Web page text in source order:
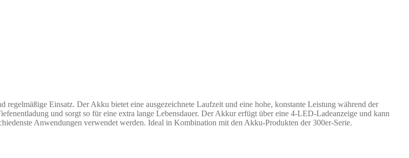
Einsatz. Der Akku bietet eine ausgezeichnete Laufzeit und eine hohe, konstante Leistung während der
und sorgt so für eine extra lange Lebensdauer. Der Akkur erfügt über eine 4-LED-Ladeanzeige und kann
Anwendungen verwendet werden. Ideal in Kombination mit den Akku-Produkten der 300er-Serie.